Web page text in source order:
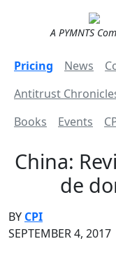
A PYMNTS
Pricing News
Antitrust
Books
Events
China:
de
BY CPI
SEPTEMBER 4, 2017